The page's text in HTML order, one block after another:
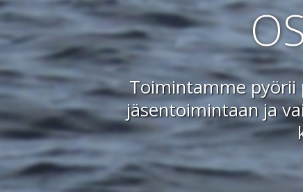
Toimintamme pyörii
jäsentoimintaan ja